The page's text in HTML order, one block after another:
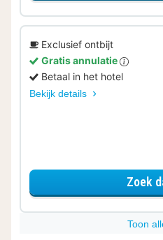
Exclusief ontbijt
Gratis annulatie
Betaal in het hotel
Bekijk details
Zoek
Toon